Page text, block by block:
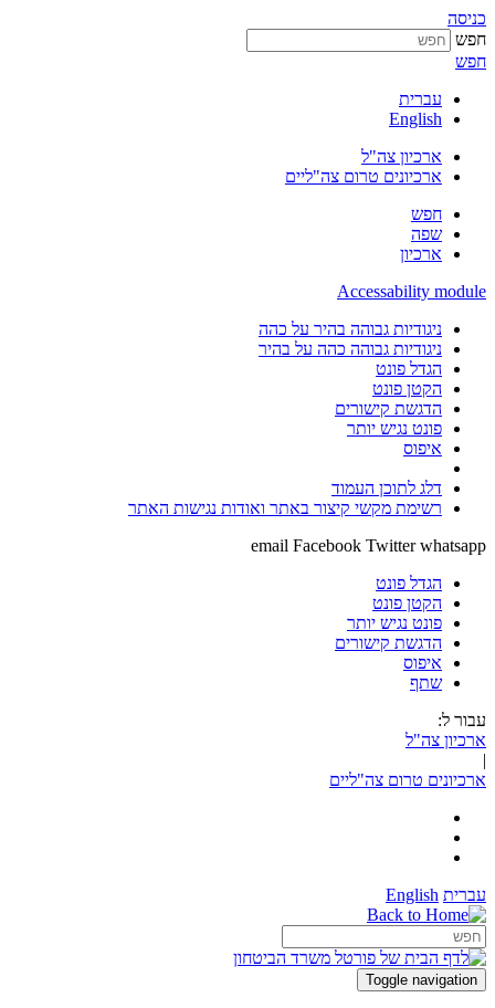
כניסה
חפש
חפש
עברית
English
ארכיון צה"ל
ארכיונים טרום צה"ליים
חפש
שפה
ארכיון
Accessability module
ניגודיות גבוהה בהיר על כהה
ניגודיות גבוהה כהה על בהיר
הגדל פונט
הקטן פונט
הדגשת קישורים
פונט נגיש יותר
איפוס
דלג לתוכן העמוד
רשימת מקשי קיצור באתר ואודות נגישות האתר
email Facebook Twitter whatsapp
הגדל פונט
הקטן פונט
פונט נגיש יותר
הדגשת קישורים
איפוס
שתף
עבור ל:
ארכיון צה"ל
|
ארכיונים טרום צה"ליים
עברית English
Toggle navigation